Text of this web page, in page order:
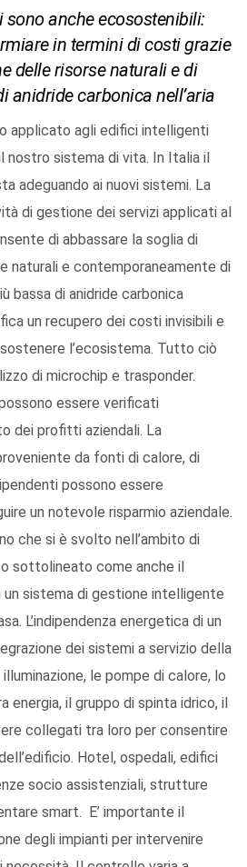
anche ecosostenibili:
in termini di costi grazie
delle risorse naturali e di
anidride carbonica nell’aria
applicato agli edifici intelligenti
nostro sistema di vita. In Italia il
adeguando ai nuovi sistemi. La
di gestione dei servizi applicati al
di abbassare la soglia di
naturali e contemporaneamente di
bassa di anidride carbonica
un recupero dei costi invisibili e
l’ecosistema. Tutto ciò
di microchip e trasponder.
essere verificati
dei profitti aziendali. La
da fonti di calore, di
possono essere
un notevole risparmio aziendale.
che si è svolto nell’ambito di
sottolineato come anche il
sistema di gestione intelligente
L’indipendenza energetica di un
dei sistemi a servizio della
le pompe di calore, lo
energia, il gruppo di spinta idrico, il
collegati tra loro per consentire
Hotel, ospedali, edifici
socio assistenziali, strutture
smart. E’ importante il
degli impianti per intervenire